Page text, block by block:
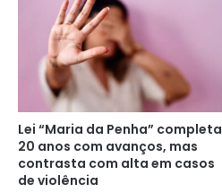
Lei “Maria da Penha” completa
20 anos com avanços, mas
contrasta com alta em casos
de violência